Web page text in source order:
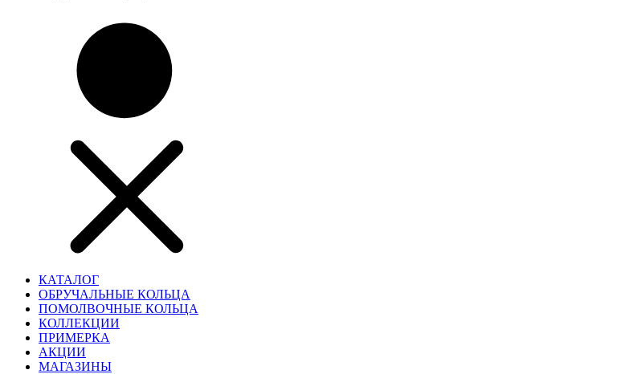
КАТАЛОГ
ОБРУЧАЛЬНЫЕ КОЛЬЦА
ПОМОЛВОЧНЫЕ КОЛЬЦА
КОЛЛЕКЦИИ
ПРИМЕРКА
АКЦИИ
МАГАЗИНЫ